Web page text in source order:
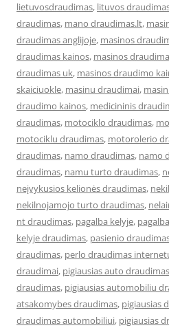
lietuvosdraudimas, lituvos
draudimas, mano draudimas.lt,
draudimas anglijoje, masinos
draudimas kainos, masinos
draudimas uk, masinos draudimo
skaiciuokle, masinu draudimai,
draudimo kainos, medicininis
draudimas, motociklo draudimas,
motociklu draudimas, motorolerio
draudimas, namo draudimas, namo
draudimas, namu turto draudimas,
neįvykusios kelionės draudimas,
nekilnojamojo turto draudimas,
nt draudimas, pagalba kelyje,
kelyje draudimas, pasienio
draudimas, perlo draudimas
draudimai, pigiausias auto draudimas
draudimas, pigiausias automobiliu
atsakomybes draudimas, pigiausias
draudimas automobiliui, pigiausias